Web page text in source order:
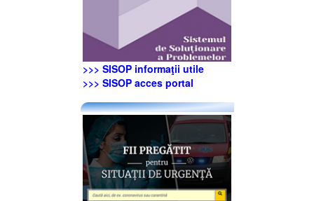
>>> SISOP informaţii utile
>>> SISOP acces portal